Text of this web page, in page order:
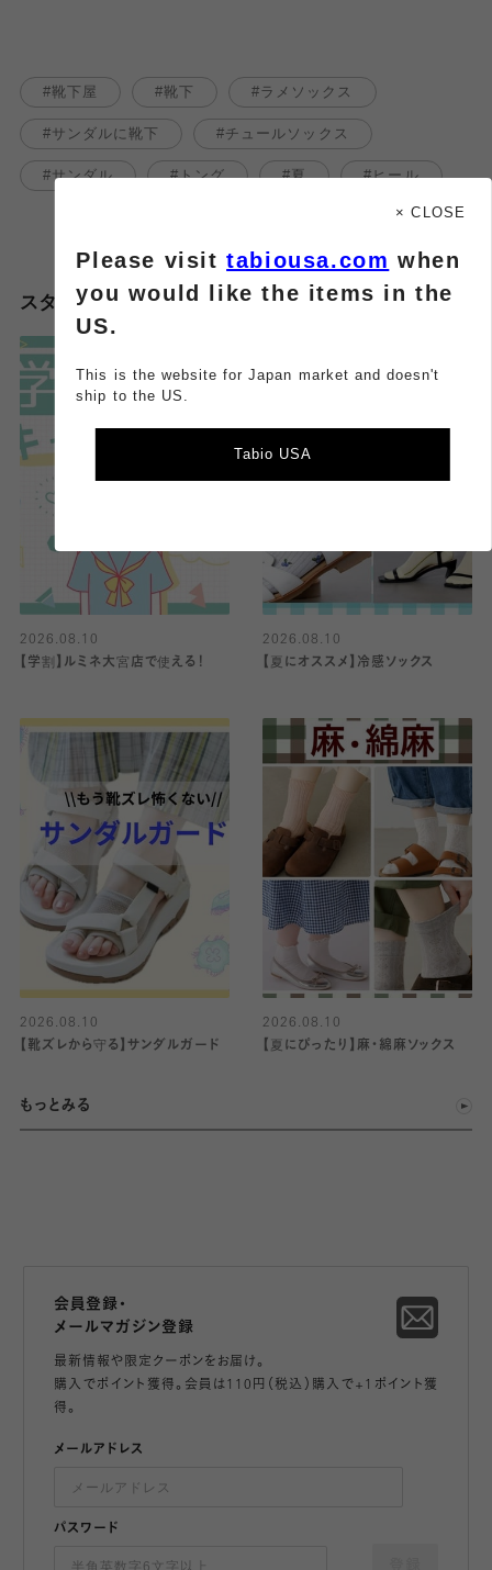
靴下屋 靴下 ラメソックス
サンダルに靴下 チュールソックス
サンダル トング 夏 ヒール
スタッフのその他のブログはこちら
2026.08.10
【学割】ルミネ大宮店で使える！
2026.08.10
【夏にオススメ】冷感ソックス
2026.08.10
【靴ズレから守る】サンダルガード
2026.08.10
【夏にぴったり】麻・綿麻ソックス
もっとみる
会員登録・
メールマガジン登録
最新情報や限定クーポンをお届け。
購入でポイント獲得。会員は110円（税込）購入で+1ポイント獲
得。
メールアドレス
パスワード
× CLOSE
Please visittabiousa.com when
you would like the items in the
US.
This is the website for Japan market and doesn't
ship to the US.
Tabio USA